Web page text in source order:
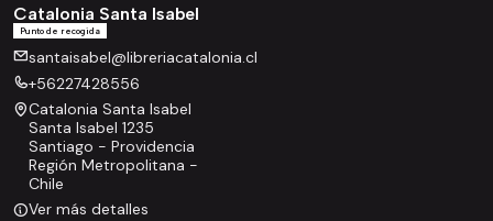
Catalonia Santa Isabel
Punto de recogida
santaisabel@libreriacatalonia.cl
+56227428556
Catalonia Santa Isabel
Santa Isabel 1235
Santiago - Providencia
Región Metropolitana -
Chile
Ver más detalles